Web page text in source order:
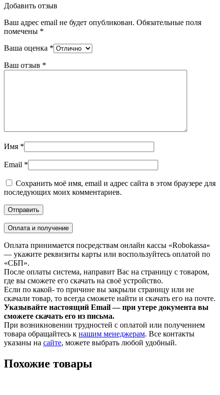
Добавить отзыв
Ваш адрес email не будет опубликован. Обязательные поля
помечены *
Ваша оценка *
Ваш отзыв *
Имя *
Email *
Сохранить моё имя, email и адрес сайта в этом браузере для
последующих моих комментариев.
Оплата и получение
Оплата принимается посредствам онлайн кассы «Robokassa»
— укажите реквизиты карты или воспользуйтесь оплатой по
«СБП».
После оплаты система, направит Вас на страницу с товаром,
где вы сможете его скачать на своё устройство.
Если по какой- то причине вы закрыли страницу или не
скачали товар, то всегда сможете найти и скачать его на почте.
Указывайте настоящий Email — при утере документа вы
сможете скачать его из письма.
При возникновении трудностей с оплатой или получением
товара обращайтесь к нашим менеджерам. Все контакты
указаны на сайте, можете выбрать любой удобный.
Похожие товары